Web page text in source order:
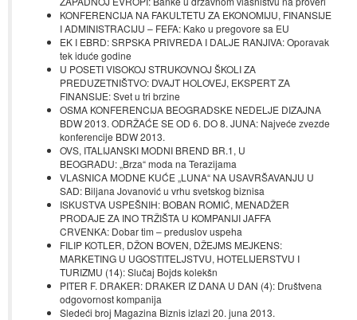
KONFERENCIJA NA FAKULTETU ZA EKONOMIJU, FINANSIJE
I ADMINISTRACIJU – FEFA: Kako u pregovore sa EU
EK I EBRD: SRPSKA PRIVREDA I DALJE RANJIVA: Oporavak
tek iduće godine
U POSETI VISOKOJ STRUKOVNOJ ŠKOLI ZA
PREDUZETNIŠTVO: DVAJT HOLOVEJ, EKSPERT ZA
FINANSIJE: Svet u tri brzine
OSMA KONFERENCIJA BEOGRADSKE NEDELJE DIZAJNA
BDW 2013. ODRŽAĆE SE OD 6. DO 8. JUNA: Najveće zvezde
konferencije BDW 2013.
OVS, ITALIJANSKI MODNI BREND BR.1, U
BEOGRADU: „Brza“ moda na Terazijama
VLASNICA MODNE KUĆE „LUNA“ NA USAVRŠAVANJU U
SAD: Biljana Jovanović u vrhu svetskog biznisa
ISKUSTVA USPEŠNIH: BOBAN ROMIĆ, MENADŽER
PRODAJE ZA INO TRŽIŠTA U KOMPANIJI JAFFA
CRVENKA: Dobar tim – preduslov uspeha
FILIP KOTLER, DŽON BOVEN, DŽEJMS MEJKENS:
MARKETING U UGOSTITELJSTVU, HOTELIJERSTVU I
TURIZMU (14): Slučaj Bojds kolekšn
PITER F. DRAKER: DRAKER IZ DANA U DAN (4): Društvena
odgovornost kompanija
Sledeći broj Magazina Biznis izlazi 20. juna 2013.